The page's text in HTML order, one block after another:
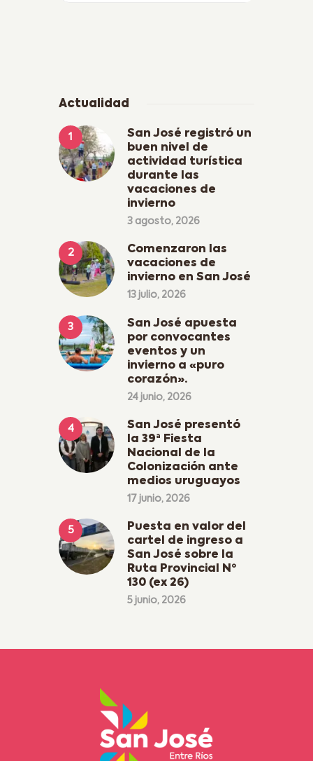
Actualidad
San José registró un
buen nivel de
actividad turística
durante las
vacaciones de
invierno
3 agosto, 2026
Comenzaron las
vacaciones de
invierno en San José
13 julio, 2026
San José apuesta
por convocantes
eventos y un
invierno a «puro
corazón».
24 junio, 2026
San José presentó
la 39ª Fiesta
Nacional de la
Colonización ante
medios uruguayos
17 junio, 2026
Puesta en valor del
cartel de ingreso a
San José sobre la
Ruta Provincial Nº
130 (ex 26)
5 junio, 2026